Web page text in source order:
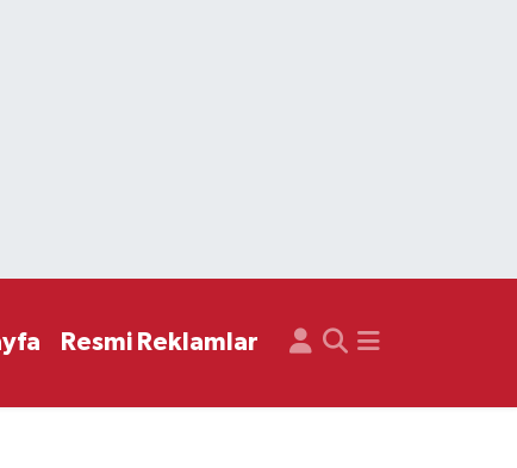
Resmi Reklamlar